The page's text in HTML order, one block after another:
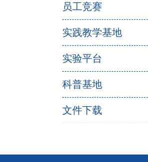
员工竞赛
实践教学基地
实验平台
科普基地
文件下载